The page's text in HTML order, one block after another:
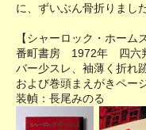
に、ずいぶん骨折りまし
【シャーロック・ホーム
番町書房 1972年 四六
バー少スレ、袖薄く折
および巻頭まえがきペー
装幀：長尾みのる